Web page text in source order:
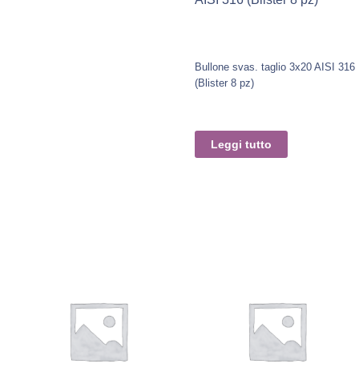
Bullone svas. taglio 3x20 AISI 316
(Blister 8 pz)
Leggi tutto